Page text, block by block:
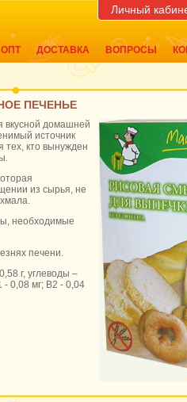
Личный
ОПТ ДОСТАВКА ВОПРОСЫ
ПЕЧЕНЬЕ
вкусной домашней
источник
тех, кто вынужден
из сырья, не
необходимые
печени.
г, углеводы –
- 0,08 мг; В2 - 0,04